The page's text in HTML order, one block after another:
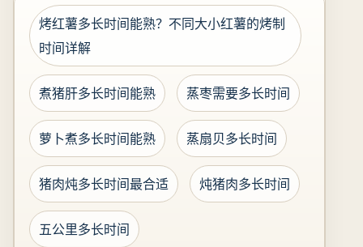
烤红薯多长时间能熟？不同大小红薯的烤制
时间详解
煮猪肝多长时间能熟 蒸枣需要多长时间
萝卜煮多长时间能熟 蒸扇贝多长时间
猪肉炖多长时间最合适 炖猪肉多长时间
五公里多长时间